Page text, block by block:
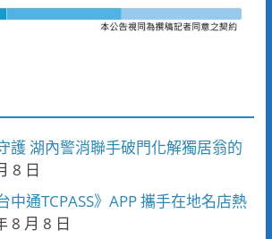
護 湖內警消聯手破門化解獨居翁的
8 日
中通TCPASS》APP 攜手在地名店熱
8 月 8 日